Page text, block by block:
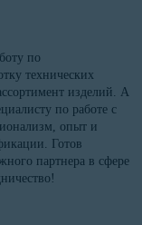
по
технических
изделий. А
по работе с
опыт и
Готов
партнера в сфере